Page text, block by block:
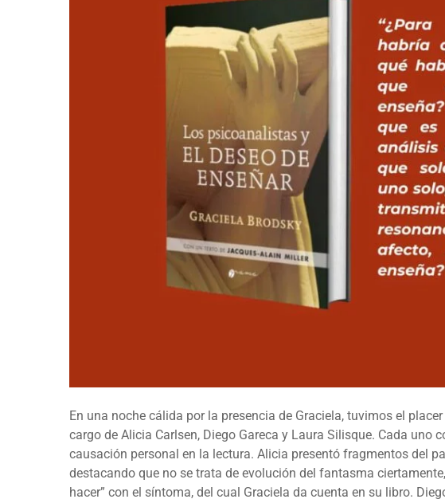
En una noche cálida por la presencia de Graciela, tuvimos el
cargo de Alicia Carlsen, Diego Gareca y Laura Silisque. Cada uno
causación personal en la lectura. Alicia presentó fragmentos del
destacando que no se trata de evolución del fantasma
hacer” con el síntoma, del cual Graciela da cuenta en su libro.